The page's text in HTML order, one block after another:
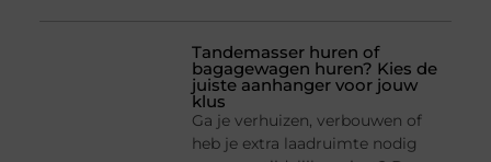
Tandemasser huren of
bagagewagen huren? Kies de
juiste aanhanger voor jouw
klus
Ga je verhuizen, verbouwen of
heb je extra laadruimte nodig